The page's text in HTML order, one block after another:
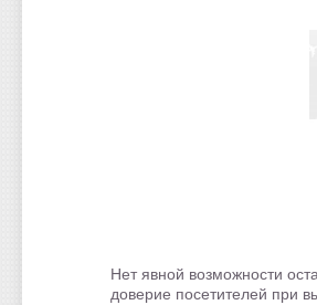
Нет явной возможности
доверие посетителей при